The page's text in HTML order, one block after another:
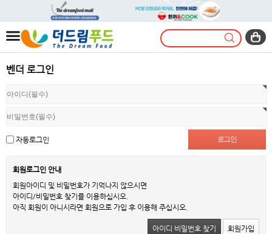
벤더 로그인
자동로그인
회원로그인 안내
회원아이디 및 비밀번호가 기억나지 않으시면
아이디/비밀번호 찾기를 이용하십시오.
아직 회원이 아니시라면 회원으로 가입 후 이용해 주십시오.
아이디 비밀번호 찾기 회원가입